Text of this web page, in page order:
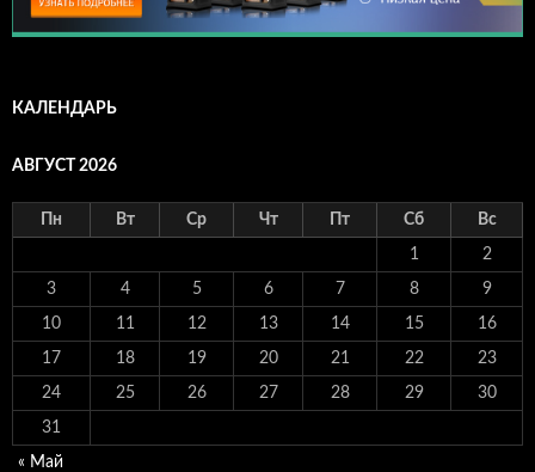
КАЛЕНДАРЬ
АВГУСТ 2026
Пн Вт Ср Чт Пт Сб Вс
1 2
3 4 5 6 7 8 9
10 11 12 13 14 15 16
17 18 19 20 21 22 23
24 25 26 27 28 29 30
31
« Май